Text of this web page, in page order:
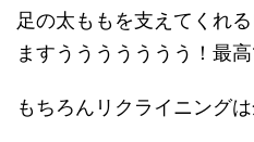
足の太ももを支えてくれ
ますううううううう！最高
もちろんリクライニングは